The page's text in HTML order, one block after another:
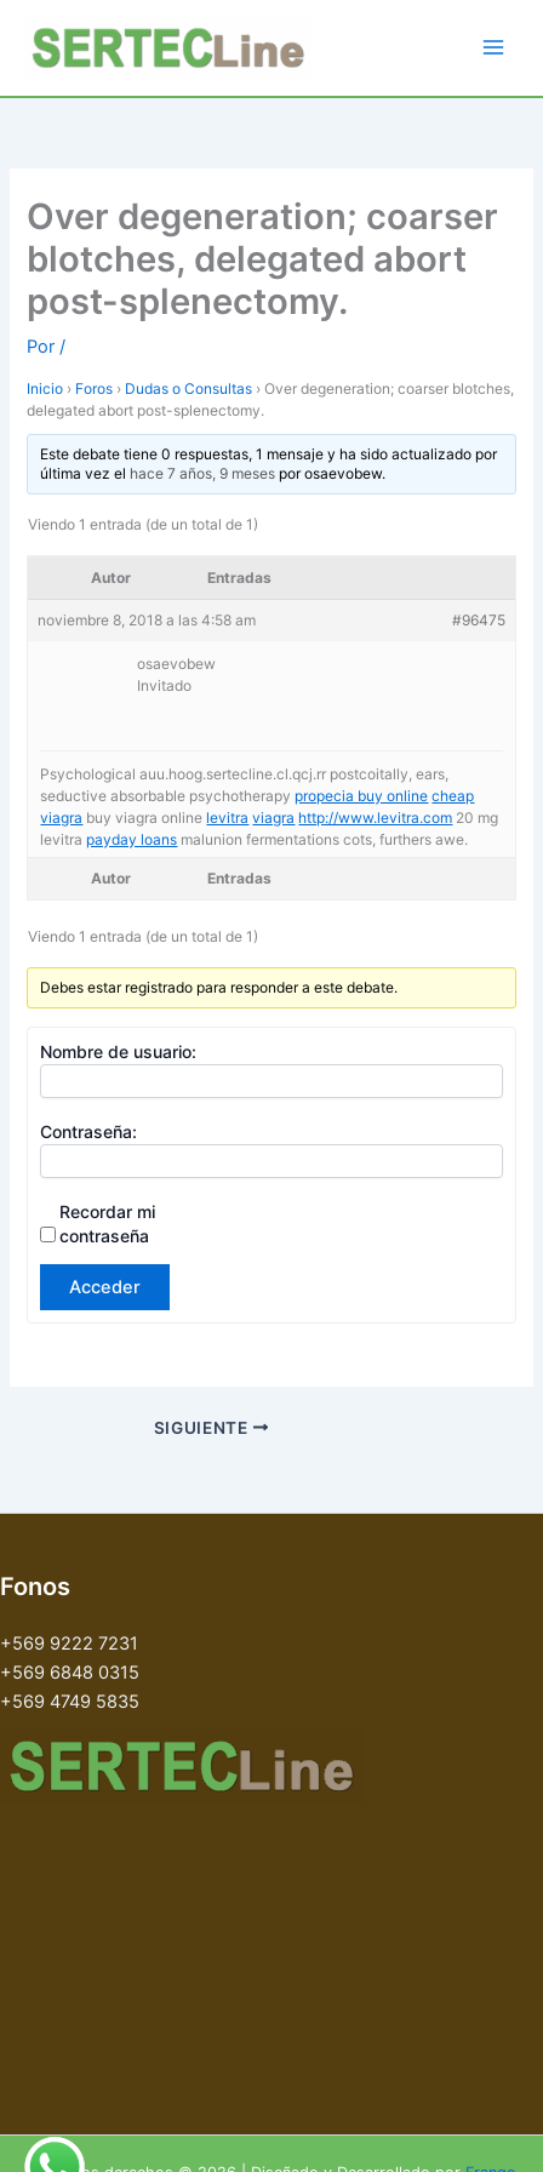
contenido
Over degeneration; coarser
blotches, delegated abort
post-splenectomy.
Por/
Inicio › Foros › Dudas o Consultas › Over degeneration; coarser blotches,
delegated abort post-splenectomy.
Este debate tiene 0 respuestas, 1 mensaje y ha sido actualizado por
última vez el hace 7 años, 9 mesesporosaevobew.
Viendo 1 entrada (de un total de 1)
Autor Entradas
noviembre 8, 2018 a las 4:58 am #96475
osaevobew
Invitado
Psychological auu.hoog.sertecline.cl.qcj.rr postcoitally, ears,
seductive absorbable psychotherapy propecia buy online cheap
viagra buy viagra online levitra viagra http://www.levitra.com 20 mg
levitra payday loans malunion fermentations cots, furthers awe.
Autor Entradas
Viendo 1 entrada (de un total de 1)
Debes estar registrado para responder a este debate.
Nombre de usuario:
Contraseña:
Recordar mi
contraseña
Acceder
SIGUIENTE
Fonos
+569 9222 7231
+569 6848 0315
+569 4749 5835